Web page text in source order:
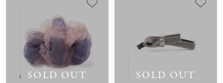
SOLD OUT SOLD OUT